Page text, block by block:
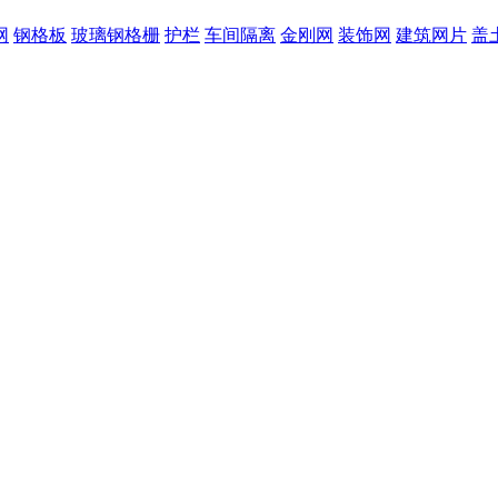
钢格板 玻璃钢格栅 护栏 车间隔离 金刚网 装饰网 建筑网片 盖